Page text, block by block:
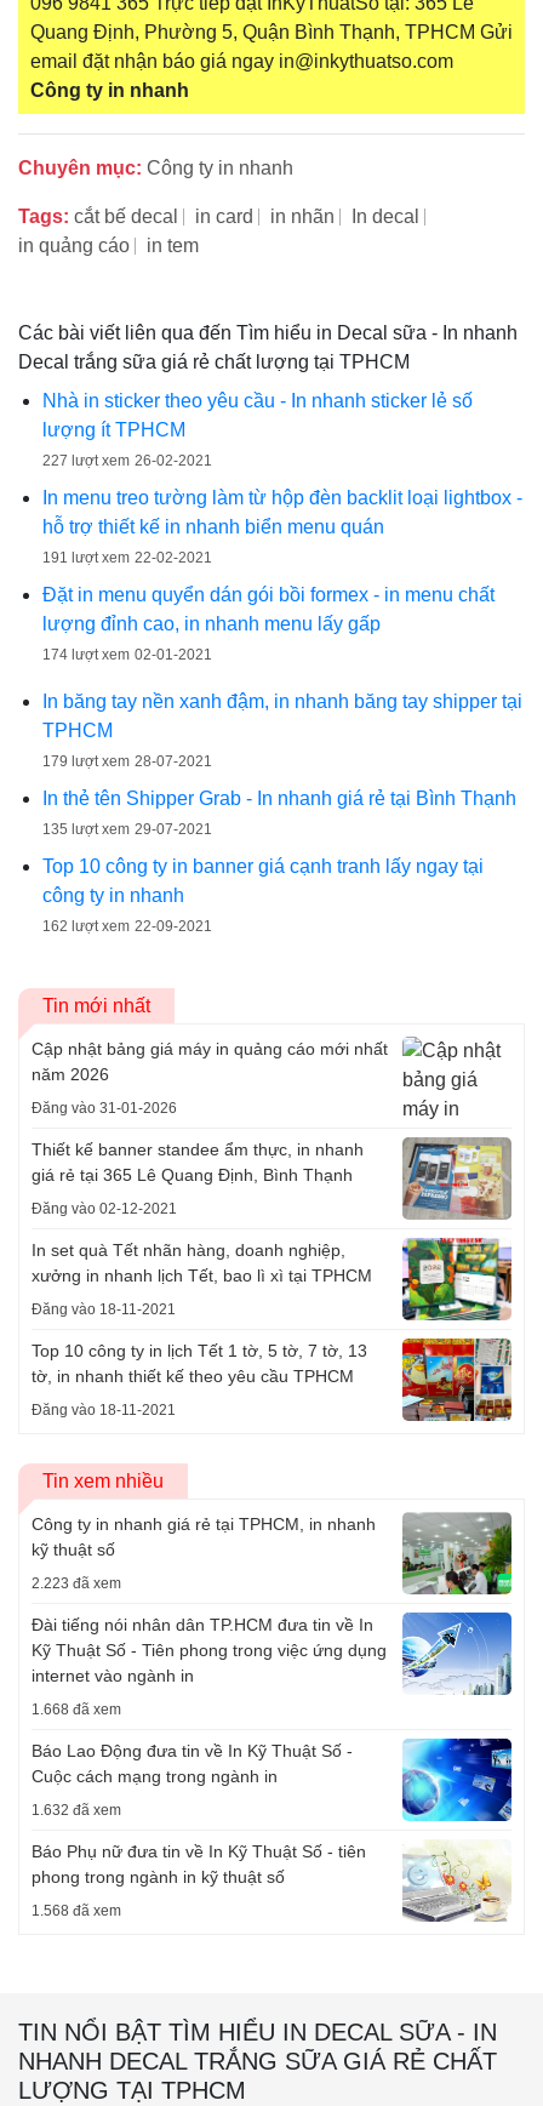
Quang Định, Phường 5, Quận Bình Thạnh, TPHCM Gửi
email đặt nhận báo giá ngay in@inkythuatso.com
Công ty in nhanh
Chuyên mục: Công ty in nhanh
Tags: cắt bế decal in card in nhãn
In decal
in quảng cáo
in tem
Các bài viết liên qua đến Tìm hiểu in Decal sữa - In nhanh
Decal trắng sữa giá rẻ chất lượng tại TPHCM
Nhà in sticker theo yêu cầu - In nhanh sticker lẻ số
lượng ít TPHCM
227 lượt xem 26-02-2021
In menu treo tường làm từ hộp đèn backlit loại lightbox -
hỗ trợ thiết kế in nhanh biển menu quán
191 lượt xem 22-02-2021
Đặt in menu quyển dán gói bồi formex - in menu chất
lượng đỉnh cao, in nhanh menu lấy gấp
174 lượt xem 02-01-2021
In băng tay nền xanh đậm, in nhanh băng tay shipper tại
TPHCM
179 lượt xem 28-07-2021
In thẻ tên Shipper Grab - In nhanh giá rẻ tại Bình Thạnh
135 lượt xem 29-07-2021
Top 10 công ty in banner giá cạnh tranh lấy ngay tại
công ty in nhanh
162 lượt xem 22-09-2021
Tin mới nhất
Cập nhật bảng giá máy in quảng cáo mới nhất
năm 2026
Đăng vào 31-01-2026
Thiết kế banner standee ẩm thực, in nhanh
giá rẻ tại 365 Lê Quang Định, Bình Thạnh
Đăng vào 02-12-2021
In set quà Tết nhãn hàng, doanh nghiệp,
xưởng in nhanh lịch Tết, bao lì xì tại TPHCM
Đăng vào 18-11-2021
Top 10 công ty in lịch Tết 1 tờ, 5 tờ, 7 tờ, 13
tờ, in nhanh thiết kế theo yêu cầu TPHCM
Đăng vào 18-11-2021
Tin xem nhiều
Công ty in nhanh giá rẻ tại TPHCM, in nhanh
kỹ thuật số
2.223 đã xem
Đài tiếng nói nhân dân TP.HCM đưa tin về In
Kỹ Thuật Số - Tiên phong trong việc ứng dụng
internet vào ngành in
1.668 đã xem
Báo Lao Động đưa tin về In Kỹ Thuật Số -
Cuộc cách mạng trong ngành in
1.632 đã xem
Báo Phụ nữ đưa tin về In Kỹ Thuật Số - tiên
phong trong ngành in kỹ thuật số
1.568 đã xem
TIN NỔI BẬT TÌM HIỂU IN DECAL SỮA - IN
NHANH DECAL TRẮNG SỮA GIÁ RẺ CHẤT
LƯỢNG TẠI TPHCM